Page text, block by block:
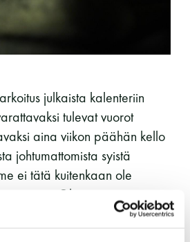
lauantai on on
lauantai
Hinnasto
25 €
julkaista kalenteriin
tulevat vuorot
aina viikon päähän kello
johtumattomista syistä
ei tätä kuitenkaan ole
Olemme tänään
sekä muista osalle